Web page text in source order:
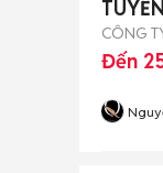
CÔNG
Đến